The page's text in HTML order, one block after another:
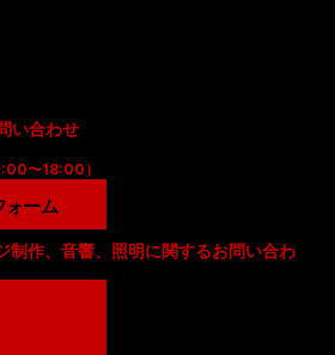
い合わせ
〜18:00）
ォーム
制作、音響、照明に関するお問い合わ